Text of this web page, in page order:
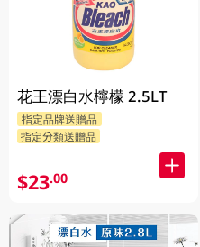
花王漂白水檸檬 2.5LT
指定品牌送贈品
指定分類送贈品
$23.00